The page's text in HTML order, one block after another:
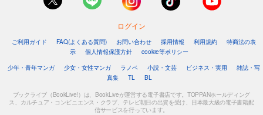
ログイン
ご利用ガイド FAQ(よくある質問) お問い合わせ 採用情報 利用規約
特商法の表
示
個人情報保護方針
cookie等ポリシー
少年・青年マンガ
少女・女性マンガ ラノベ 小説・文芸 ビジネス・実用
雑誌・写
真集
TL BL
ブックライブ（BookLive!）は、BookLiveが運営する電子書店です。TOPPANホールディング
ス、カルチュア・コンビニエンス・クラブ、テレビ朝日の出資を受け、日本最大級の電子書籍配
信サービスを行っています。